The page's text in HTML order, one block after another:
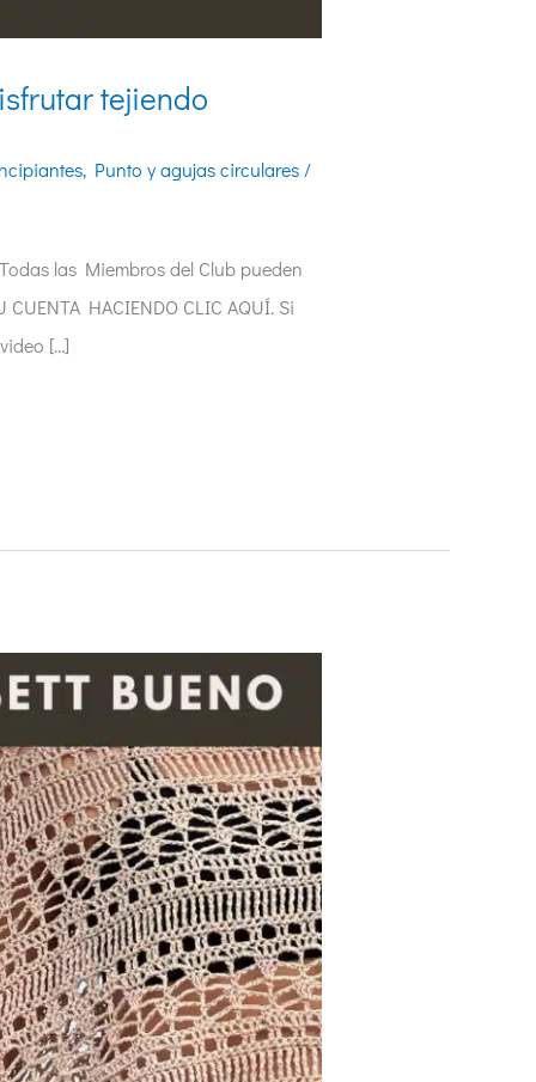
tejiendo
, Punto y agujas circulares/
las Miembros del Club pueden
HACIENDO CLIC AQUÍ. Si
[…]